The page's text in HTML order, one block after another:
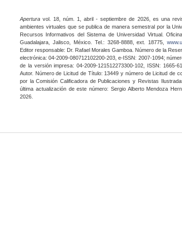
Apertura vol. 18, núm. 1, abril - septiembre de 2026, es una
ambientes virtuales que se publica de manera semestral por la
Recursos Informativos del Sistema de Universidad Virtual.
Guadalajara, Jalisco, México. Tel.: 3268-8888, ext. 18775,
Editor responsable: Dr. Rafael Morales Gamboa. Número de la
electrónica: 04-2009-080712102200-203, e-ISSN: 2007-1094;
de la versión impresa: 04-2009-121512273300-102, ISSN: 1665-
Autor. Número de Licitud de Título: 13449 y número de Licitud de
por la Comisión Calificadora de Publicaciones y Revistas
última actualización de este número: Sergio Alberto Mendoza
2026.